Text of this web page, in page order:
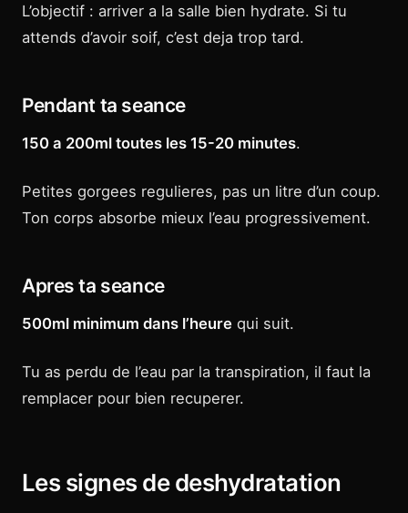
L’objectif : arriver a la salle bien hydrate. Si tu
attends d’avoir soif, c’est deja trop tard.
Pendant ta seance
150 a 200ml toutes les 15-20 minutes.
Petites gorgees regulieres, pas un litre d’un coup.
Ton corps absorbe mieux l’eau progressivement.
Apres ta seance
500ml minimum dans l’heure qui suit.
Tu as perdu de l’eau par la transpiration, il faut la
remplacer pour bien recuperer.
Les signes de deshydratation